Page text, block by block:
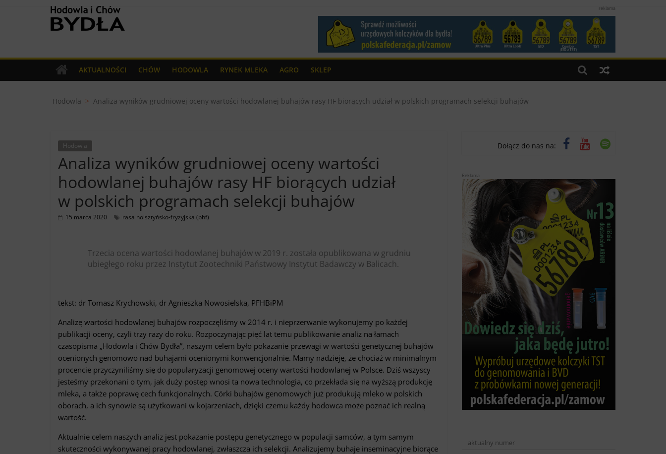
Hodowla
Chów
Bydła
Hodowców
Bydła
reklama
AKTUALNOŚCI CHÓW HODOWLA RYNEK MLEKA AGRO SKLEP
Hodowla > Analiza wyników grudniowej oceny wartości hodowlanej buhajów rasy HF biorących udział w polskich programach selekcji buhajów
Hodowla
Analiza wyników grudniowej oceny wartości
hodowlanej buhajów rasy HF biorących udział
w polskich programach selekcji buhajów
15 marca 2020 rasa holsztyńsko-fryzyjska (phf)
Trzecia ocena wartości hodowlanej buhajów w 2019 r. została opublikowana w grudniu
ubiegłego roku przez Instytut Zootechniki Państwowy Instytut Badawczy w Balicach.
tekst: dr Tomasz Krychowski, dr Agnieszka Nowosielska, PFHBiPM
Analizę wartości hodowlanej buhajów rozpoczęliśmy w 2014 r. i nieprzerwanie wykonujemy po każdej
publikacji oceny, czyli trzy razy do roku. Rozpoczynając pięć lat temu publikowanie analiz na łamach
czasopisma „Hodowla i Chów Bydła”, naszym celem było pokazanie przewagi w wartości genetycznej buhajów
ocenionych genomowo nad buhajami ocenionymi konwencjonalnie. Mamy nadzieję, że chociaż w minimalnym
procencie przyczyniliśmy się do popularyzacji genomowej oceny wartości hodowlanej w Polsce. Dziś wszyscy
jesteśmy przekonani o tym, jak duży postęp wnosi ta nowa technologia, co przekłada się na wyższą produkcję
mleka, a także poprawę cech funkcjonalnych. Córki buhajów genomowych już produkują mleko w polskich
oborach, a ich synowie są użytkowani w kojarzeniach, dzięki czemu każdy hodowca może poznać ich realną
wartość.
Aktualnie celem naszych analiz jest pokazanie postępu genetycznego w populacji samców, a tym samym
skuteczności wykonywanej pracy hodowlanej, zwłaszcza ich selekcji. Analizujemy buhaje inseminacyjne biorące
Dołącz do nas na:
Reklama
aktualny numer